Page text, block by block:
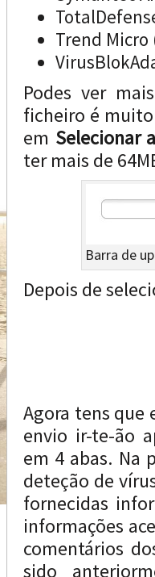
Trend Micro
Podes ver
ficheiro é
em Selecionar
ter mais de
Barra de
Depois de
Agora tens que
envio ir-te-ão
em 4 abas. Na
deteção de
fornecidas
informações
comentários
sido